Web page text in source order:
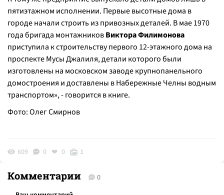
пятиэтажном исполнении. Первые высотные дома в
городе начали строить из привозных деталей. В мае 1970
года бригада монтажниковВиктора Филимонова
приступила к строительству первого 12-этажного дома на
проспекте Мусы Джалиля, детали которого были
изготовлены на московском заводе крупнопанельного
домостроения и доставлены в Набережные Челны водным
транспортом», - говорится в книге.
Фото: Олег Смирнов
609 0 0 1
Комментарии 0